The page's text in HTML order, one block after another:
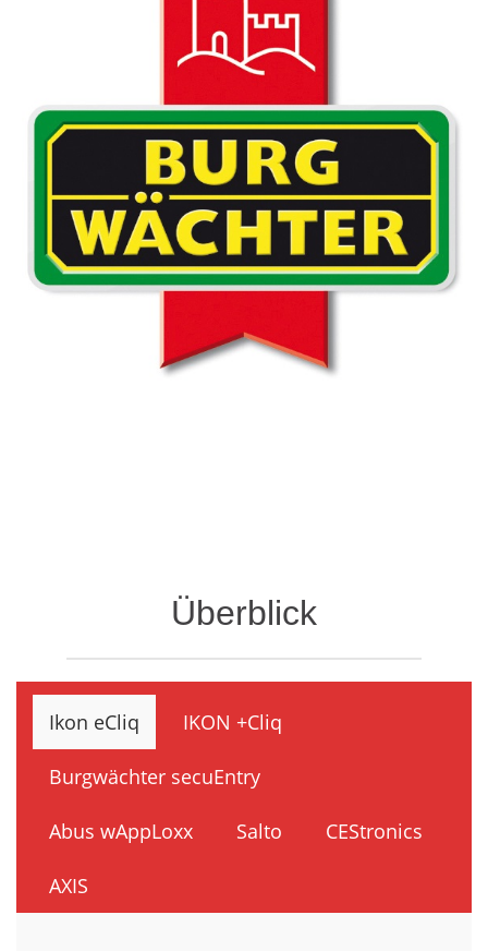
Überblick
Ikon eCliq IKON +Cliq
Burgwächter secuEntry
Abus wAppLoxx Salto CEStronics
AXIS